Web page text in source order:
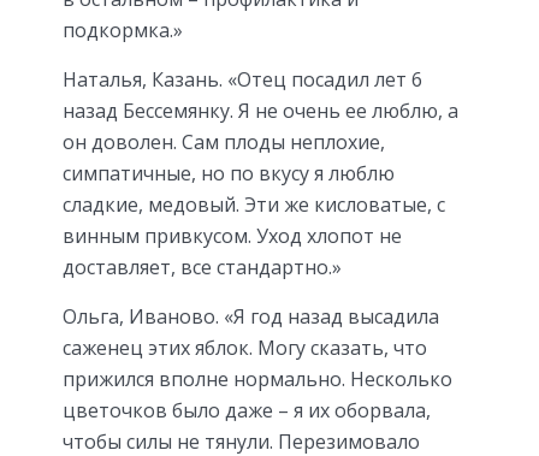
подкормка.»
Наталья, Казань. «Отец посадил лет 6
назад Бессемянку. Я не очень ее люблю, а
он доволен. Сам плоды неплохие,
симпатичные, но по вкусу я люблю
сладкие, медовый. Эти же кисловатые, с
винным привкусом. Уход хлопот не
доставляет, все стандартно.»
Ольга, Иваново. «Я год назад высадила
саженец этих яблок. Могу сказать, что
прижился вполне нормально. Несколько
цветочков было даже – я их оборвала,
чтобы силы не тянули. Перезимовало